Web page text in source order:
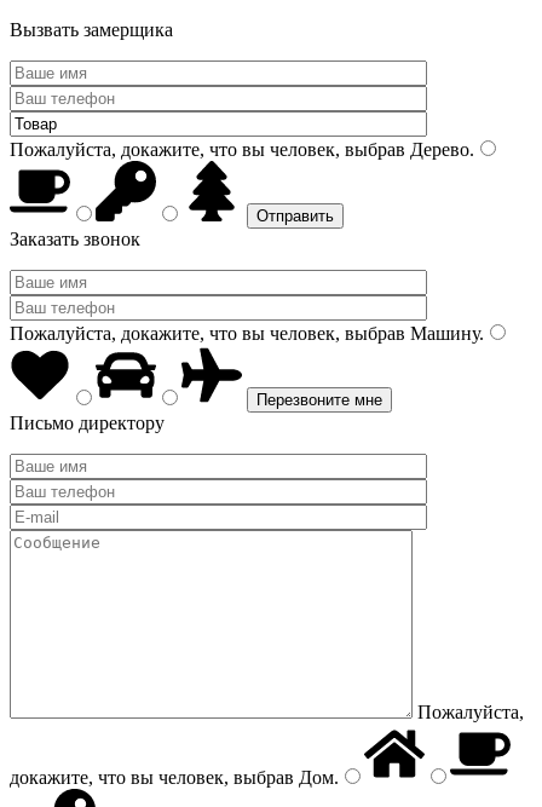
Вызвать замерщика
Пожалуйста, докажите, что вы человек, выбрав Дерево.
Заказать звонок
Пожалуйста, докажите, что вы человек, выбрав Машину.
Письмо директору
Пожалуйста,
докажите, что вы человек, выбрав Дом.